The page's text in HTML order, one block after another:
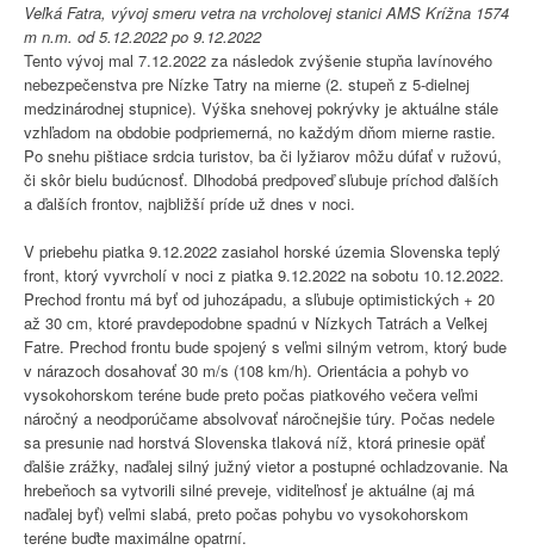
Veľká Fatra, vývoj smeru vetra na vrcholovej stanici AMS Krížna 1574
m n.m. od 5.12.2022 po 9.12.2022
Tento vývoj mal 7.12.2022 za následok zvýšenie stupňa lavínového
nebezpečenstva pre Nízke Tatry na mierne (2. stupeň z 5-dielnej
medzinárodnej stupnice). Výška snehovej pokrývky je aktuálne stále
vzhľadom na obdobie podpriemerná, no každým dňom mierne rastie.
Po snehu pištiace srdcia turistov, ba či lyžiarov môžu dúfať v ružovú,
či skôr bielu budúcnosť. Dlhodobá predpoveď sľubuje príchod ďalších
a ďalších frontov, najbližší príde už dnes v noci.
V priebehu piatka 9.12.2022 zasiahol horské územia Slovenska teplý
front, ktorý vyvrcholí v noci z piatka 9.12.2022 na sobotu 10.12.2022.
Prechod frontu má byť od juhozápadu, a sľubuje optimistických + 20
až 30 cm, ktoré pravdepodobne spadnú v Nízkych Tatrách a Veľkej
Fatre. Prechod frontu bude spojený s veľmi silným vetrom, ktorý bude
v nárazoch dosahovať 30 m/s (108 km/h). Orientácia a pohyb vo
vysokohorskom teréne bude preto počas piatkového večera veľmi
náročný a neodporúčame absolvovať náročnejšie túry. Počas nedele
sa presunie nad horstvá Slovenska tlaková níž, ktorá prinesie opäť
ďalšie zrážky, naďalej silný južný vietor a postupné ochladzovanie. Na
hrebeňoch sa vytvorili silné preveje, viditeľnosť je aktuálne (aj má
naďalej byť) veľmi slabá, preto počas pohybu vo vysokohorskom
teréne buďte maximálne opatrní.